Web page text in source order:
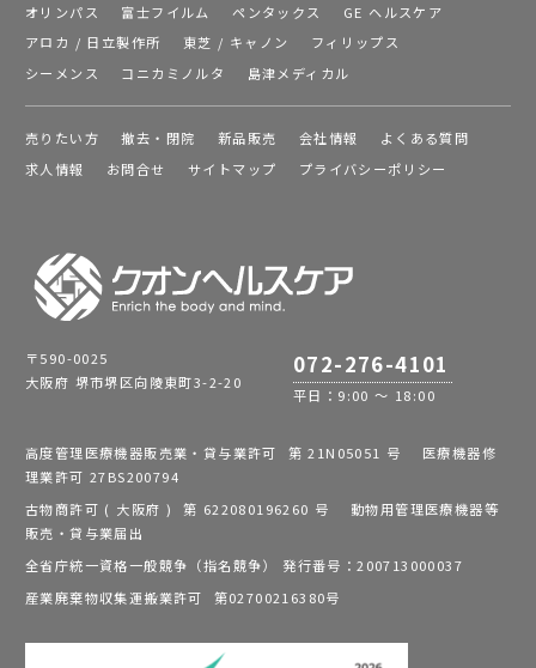
オリンパス 富士フイルム ペンタックス
GE ヘルスケア
アロカ / 日立製作所
東芝 / キャノン
フィリップス
シーメンス
コニカミノルタ 島津メディカル
売りたい方 撤去・閉院 新品販売 会社情報
よくある質問
求人情報
お問合せ サイトマップ プライバシーポリシー
〒590-0025
大阪府 堺市堺区向陵東町3-2-20
072-276-4101
平日：9:00 ～ 18:00
高度管理医療機器販売業・貸与業許可 第 21N05051 号 医療機器修
理業許可 27BS200794
古物商許可 ( 大阪府 ) 第 622080196260 号 動物用管理医療機器等
販売・貸与業届出
全省庁統一資格一般競争（指名競争） 発行番号：200713000037
産業廃棄物収集運搬業許可 第02700216380号